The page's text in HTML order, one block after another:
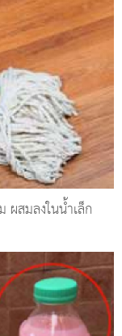
ผสมลงในน้ำเล็ก